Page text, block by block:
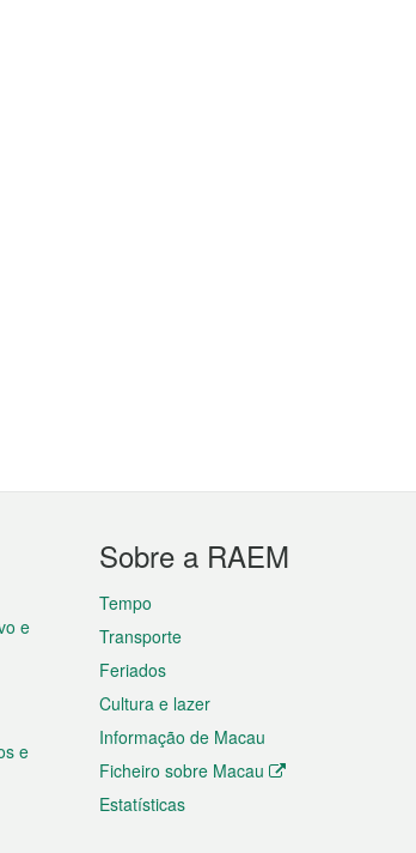
e
e
Sobre a RAEM
Tempo
Transporte
Feriados
Cultura e lazer
Informação de Macau
Ficheiro sobre Macau
Estatísticas